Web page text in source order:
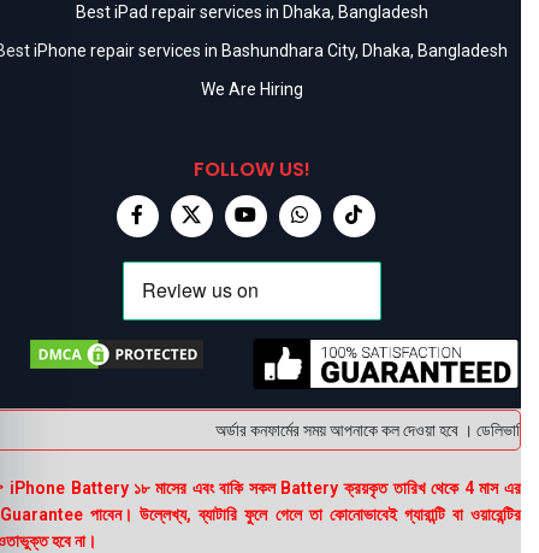
Best iPad repair services in Dhaka, Bangladesh
iPhone repair services in Bashundhara City, Dhaka, Bangladesh
We Are Hiring
FOLLOW US!
অর্ডার কনফার্মের সময় আপনাকে কল দেওয়া হবে । ডেলিভারি
Battery ১৮ মাসের এবং বাকি সকল Battery ক্রয়কৃত তারিখ থেকে 4 মাস এর
পাবেন। উল্লেখ্য, ব্যাটারি ফুলে গেলে তা কোনোভাবেই গ্যারান্টি বা ওয়ারেন্টির
হবে না।